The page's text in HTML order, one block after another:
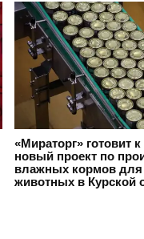
«Мираторг» готовит к
новый проект по
влажных кормов
животных в Курской